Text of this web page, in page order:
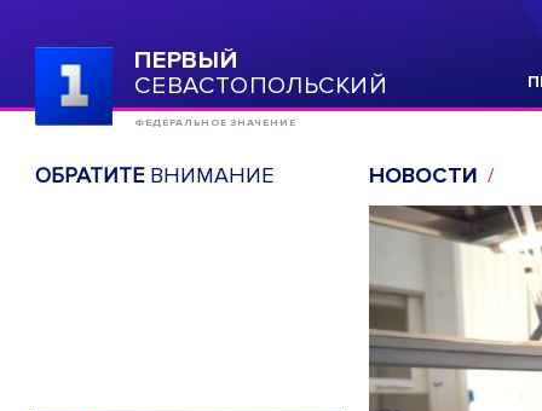
ПЕРВЫЙ
СЕВАСТОПОЛЬСКИЙ
ФЕДЕРАЛЬНОЕ ЗНАЧЕНИЕ
ОБРАТИТЕВНИМАНИЕ НОВОСТИ